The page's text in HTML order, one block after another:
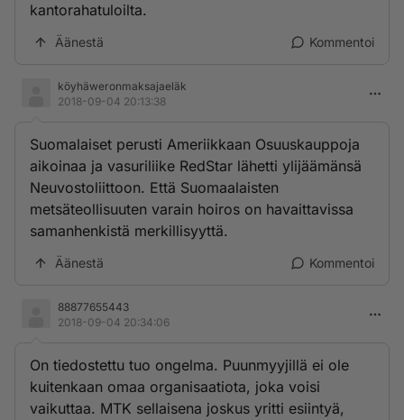
kantorahatuloilta.
Äänestä Kommentoi
köyhäweronmaksajaeläk
2018-09-04 20:13:38
Suomalaiset perusti Ameriikkaan Osuuskauppoja
aikoinaa ja vasuriliike RedStar lähetti ylijäämänsä
Neuvostoliittoon. Että Suomaalaisten
metsäteollisuuten varain hoiros on havaittavissa
samanhenkistä merkillisyyttä.
Äänestä Kommentoi
88877655443
2018-09-04 20:34:06
On tiedostettu tuo ongelma. Puunmyyjillä ei ole
kuitenkaan omaa organisaatiota, joka voisi
vaikuttaa. MTK sellaisena joskus yritti esiintyä,